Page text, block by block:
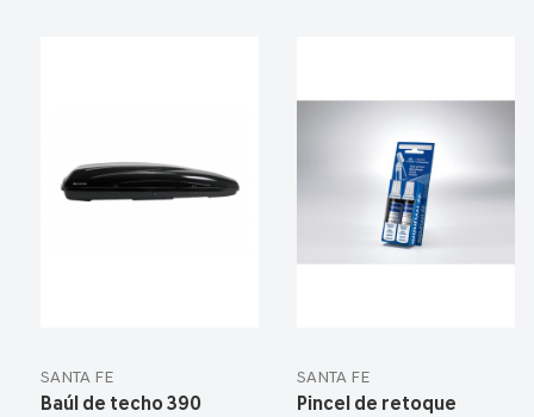
SANTA FE
Baúl de techo 390
SANTA FE
Pincel de retoque